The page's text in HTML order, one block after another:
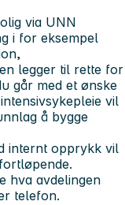
via UNN
i for eksempel
legger til rette for
går med et ønske
vil
å bygge
internt opprykk vil
hva avdelingen
telefon.